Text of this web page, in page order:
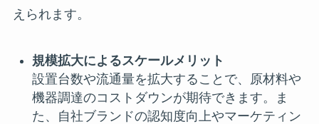
えられます。
規模拡大によるスケールメリット
設置台数や流通量を拡大することで、原材料や
機器調達のコストダウンが期待できます。ま
た、自社ブランドの認知度向上やマーケティン